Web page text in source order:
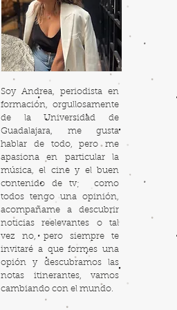
Soy Andrea, periodista en
formación, orgullosamente
de la Universidad de
Guadalajara, me gusta
hablar de todo, pero me
apasiona en particular la
música, el cine y el buen
contenido de tv; como
todos tengo una opinión,
acompañame a descubrir
noticias reelevantes o tal
vez no, pero siempre te
invitaré a que formes una
opión y descubramos las
notas itinerantes, vamos
cambiando con el mundo.